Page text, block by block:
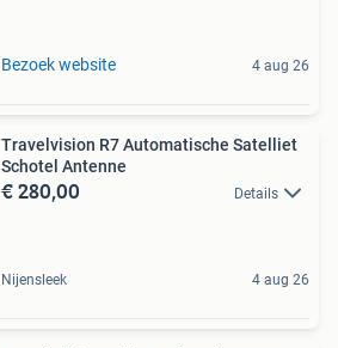
Bezoek website 4 aug 26
Travelvision R7 Automatische Satelliet
Schotel Antenne
€ 280,00 Details
Nijensleek 4 aug 26